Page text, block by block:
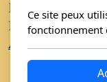
Rue de l'Eglise
1955 Saint-
Accueil
Ce site peux
fonctionnement